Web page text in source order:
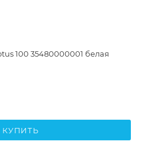
35480000001 белая
КУПИТЬ